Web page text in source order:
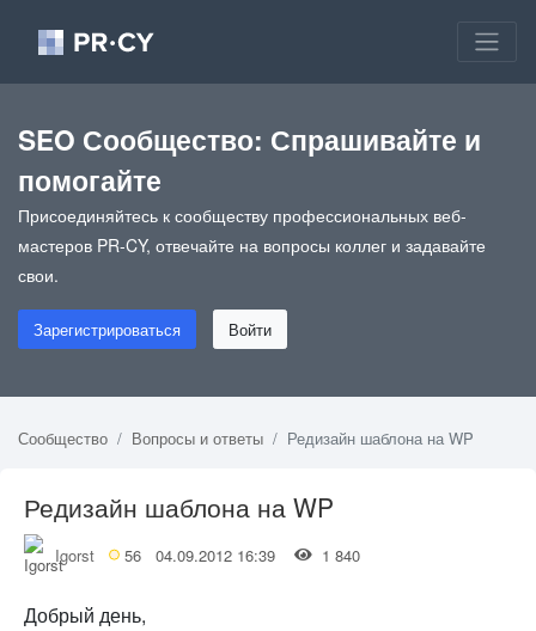
SEO Сообщество: Спрашивайте и
помогайте
Присоединяйтесь к сообществу профессиональных веб-
мастеров PR-CY, отвечайте на вопросы коллег и задавайте
свои.
Зарегистрироваться Войти
Сообщество Вопросы и ответы Редизайн шаблона на WP
Редизайн шаблона на WP
Igorst 56 04.09.2012 16:39 1 840
Добрый день,